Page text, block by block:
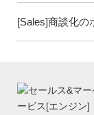
[Sales]商談化の